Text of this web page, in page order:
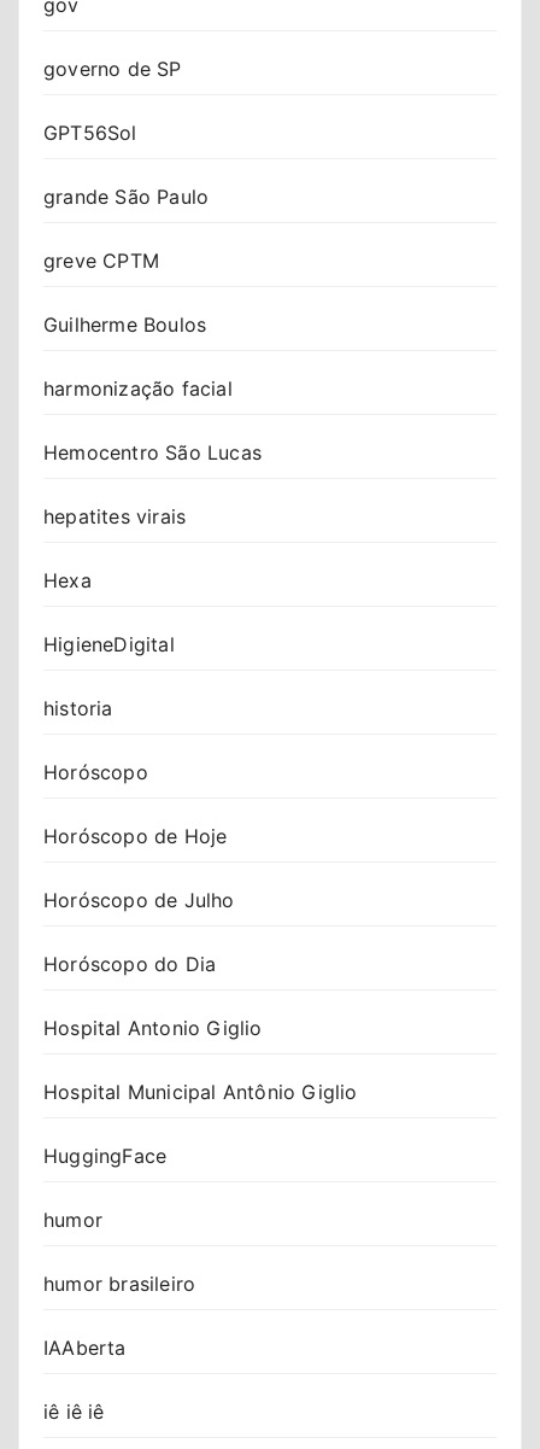
governo de SP
GPT56Sol
grande São Paulo
greve CPTM
Guilherme Boulos
harmonização facial
Hemocentro São Lucas
hepatites virais
Hexa
HigieneDigital
historia
Horóscopo
Horóscopo de Hoje
Horóscopo de Julho
Horóscopo do Dia
Hospital Antonio Giglio
Hospital Municipal Antônio Giglio
HuggingFace
humor
humor brasileiro
IAAberta
iê iê iê